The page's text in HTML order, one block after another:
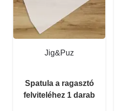
Jig&Puz
Spatula a ragasztó
felviteléhez 1 darab